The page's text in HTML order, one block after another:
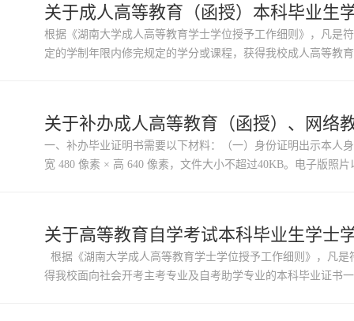
关于成人高等教育（函授）本科毕业生
根据《湖南大学成人高等教育学士学位授予工作细则》，凡是
定的学制年限内修完规定的学分或课程，获得我校成人高等教
关于补办成人高等教育（函授）、网络
一、补办毕业证明书需要以下材料：（一）身份证明出示本人
宽 480 像素 × 高 640 像素，文件大小不超过40KB。电子版照
关于高等教育自学考试本科毕业生学士
根据《湖南大学成人高等教育学士学位授予工作细则》，凡
得我校面向社会开考主考专业及自考助学专业的本科毕业证书